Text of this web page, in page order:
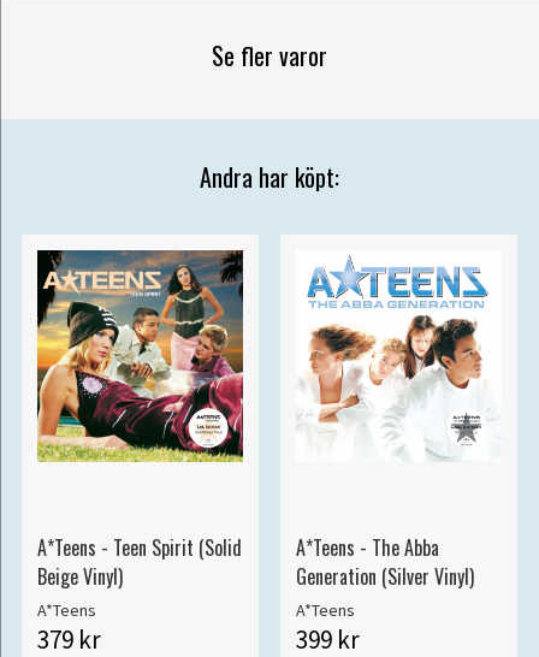
Se fler varor
Andra har köpt:
A*Teens - Teen Spirit (Solid
Beige Vinyl)
A*Teens
379 kr
A*Teens - The Abba
Generation (Silver Vinyl)
A*Teens
399 kr